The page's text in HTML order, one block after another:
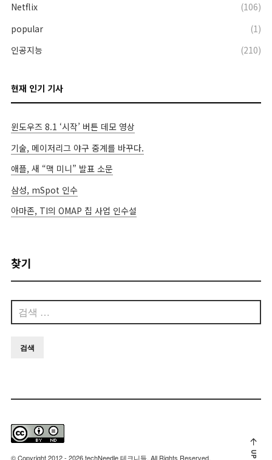
Netflix
(106)
popular
(1)
인공지능
(210)
현재 인기 기사
윈도우즈 8.1 ‘시작’ 버튼 데모 영상
기술, 메이저리그 야구 중계를 바꾸다.
애플, 새 “맥 미니” 발표 소문
삼성, mSpot 인수
아마존, TI의 OMAP 칩 사업 인수설
찾기
색:
© Copyright 2012 - 2026 techNeedle 테크니들. All Rights Reserved. UP